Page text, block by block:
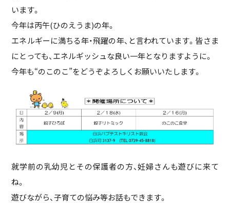
います。
今年は丙午(ひのえうま)の年。
エネルギーに満ちる年・飛躍の年、と言われています。皆さま
にとっても、エネルギッシュな良い一年となりますように。
今年も“のこのこ”をどうぞよろしくお願いいたします。
就学前の乳幼児とその保護者の方、妊婦さんも遊びに来て
ね。
遊びながら、子育ての悩み等お話もできます。